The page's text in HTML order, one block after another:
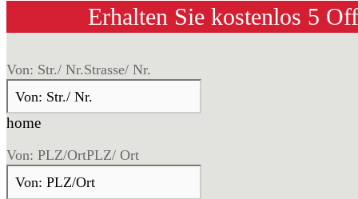
Erhalten Sie kostenlos 5
Von: Str./ Nr.Strasse/ Nr.
home
Von: PLZ/OrtPLZ/ Ort